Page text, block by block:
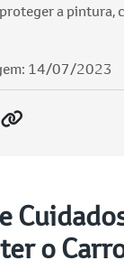
a pintura,
14/07/2023
o